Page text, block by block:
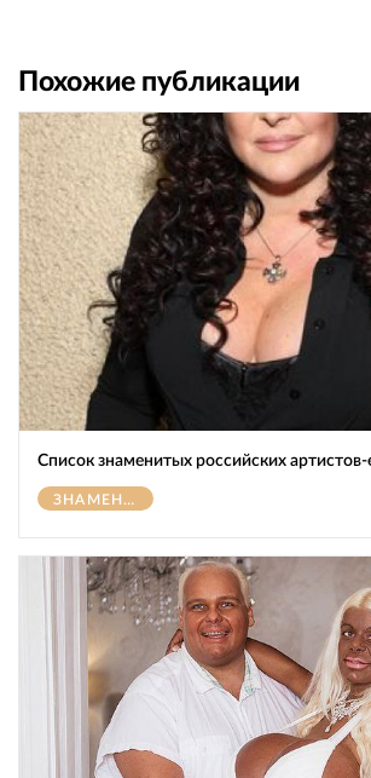
Похожие публикации
Список знаменитых российских артистов-
ЗНАМЕНИТОСТИ